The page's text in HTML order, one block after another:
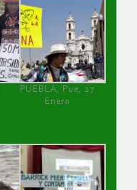
PUEBLA, Pue, 27
Enero